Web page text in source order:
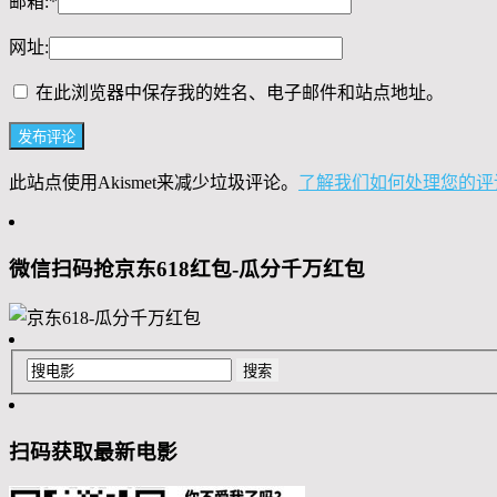
网址:
在此浏览器中保存我的姓名、电子邮件和站点地址。
此站点使用Akismet来减少垃圾评论。 了解我们如何处理您的
微信扫码抢京东618红包-瓜分千万红包
扫码获取最新电影